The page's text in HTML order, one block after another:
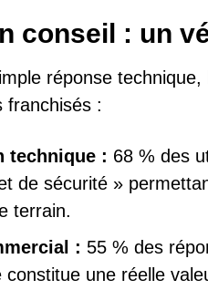
conseil : un
réponse
franchisés :
technique : 68 % des
de sécurité »
terrain.
: 55 % des
constitue une réelle